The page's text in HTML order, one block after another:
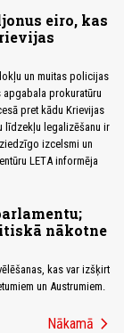
eiro, kas
un muitas policijas
prokuratūru
pret kādu Krievijas
līdzekļu legalizēšanu ir
izcelsmi un
LETA informēja
nākotne
kas var izšķirt
un Austrumiem.
Nākamā chevron_right